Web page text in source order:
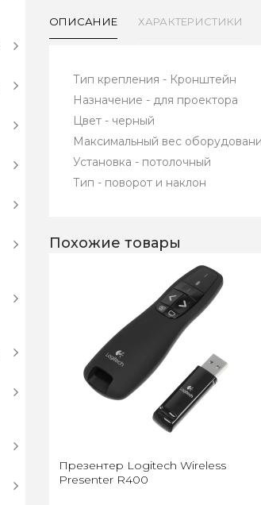
ОПИСАНИЕ ХАРАКТЕРИСТИКИ
Тип крепления - Кронштейн
Назначение - для проектора
Цвет - черный
Максимальный вес
Установка - потолочный
Тип - поворот и наклон
Похожие товары
Презентер Logitech Wireless
Presenter R400